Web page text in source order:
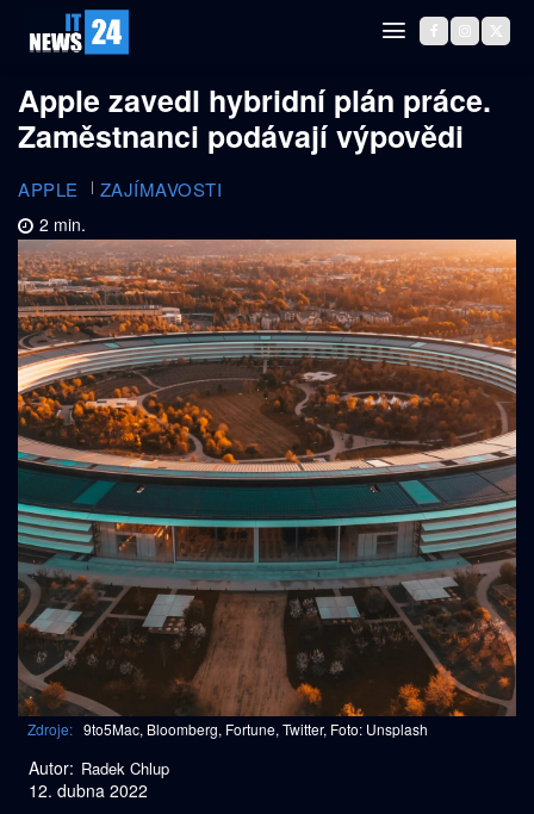
Apple zavedl hybridní plán práce.
Zaměstnanci podávají výpovědi
APPLE ZAJÍMAVOSTI
2 min.
Zdroje: 9to5Mac, Bloomberg, Fortune, Twitter, Foto: Unsplash
Autor: Radek Chlup
12. dubna 2022